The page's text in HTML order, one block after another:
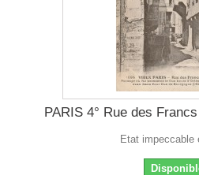
PARIS 4° Rue des
Etat impeccable